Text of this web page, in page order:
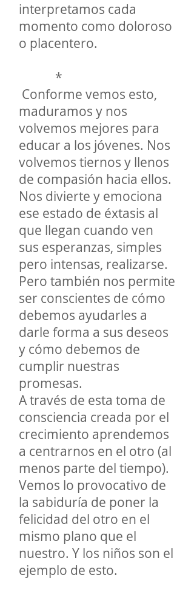
interpretamos cada
momento como doloroso
o placentero.
*
Conforme vemos esto,
maduramos y nos
volvemos mejores para
educar a los jóvenes. Nos
volvemos tiernos y llenos
de compasión hacia ellos.
Nos divierte y emociona
ese estado de éxtasis al
que llegan cuando ven
sus esperanzas, simples
pero intensas, realizarse.
Pero también nos permite
ser conscientes de cómo
debemos ayudarles a
darle forma a sus deseos
y cómo debemos de
cumplir nuestras
promesas.
A través de esta toma de
consciencia creada por el
crecimiento aprendemos
a centrarnos en el otro (al
menos parte del tiempo).
Vemos lo provocativo de
la sabiduría de poner la
felicidad del otro en el
mismo plano que el
nuestro. Y los niños son el
ejemplo de esto.